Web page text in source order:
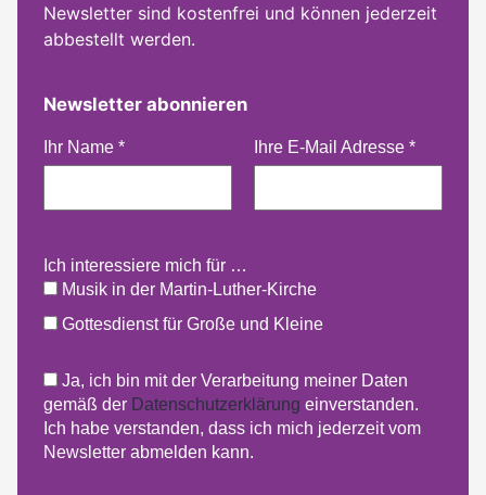
Newsletter sind kostenfrei und können jederzeit
abbestellt werden.
Newsletter abonnieren
Ihr Name * Ihre E-Mail Adresse *
Ich interessiere mich für …
Musik in der Martin-Luther-Kirche
Gottesdienst für Große und Kleine
Ja, ich bin mit der Verarbeitung meiner Daten
gemäß der Datenschutzerklärung einverstanden.
Ich habe verstanden, dass ich mich jederzeit vom
Newsletter abmelden kann.